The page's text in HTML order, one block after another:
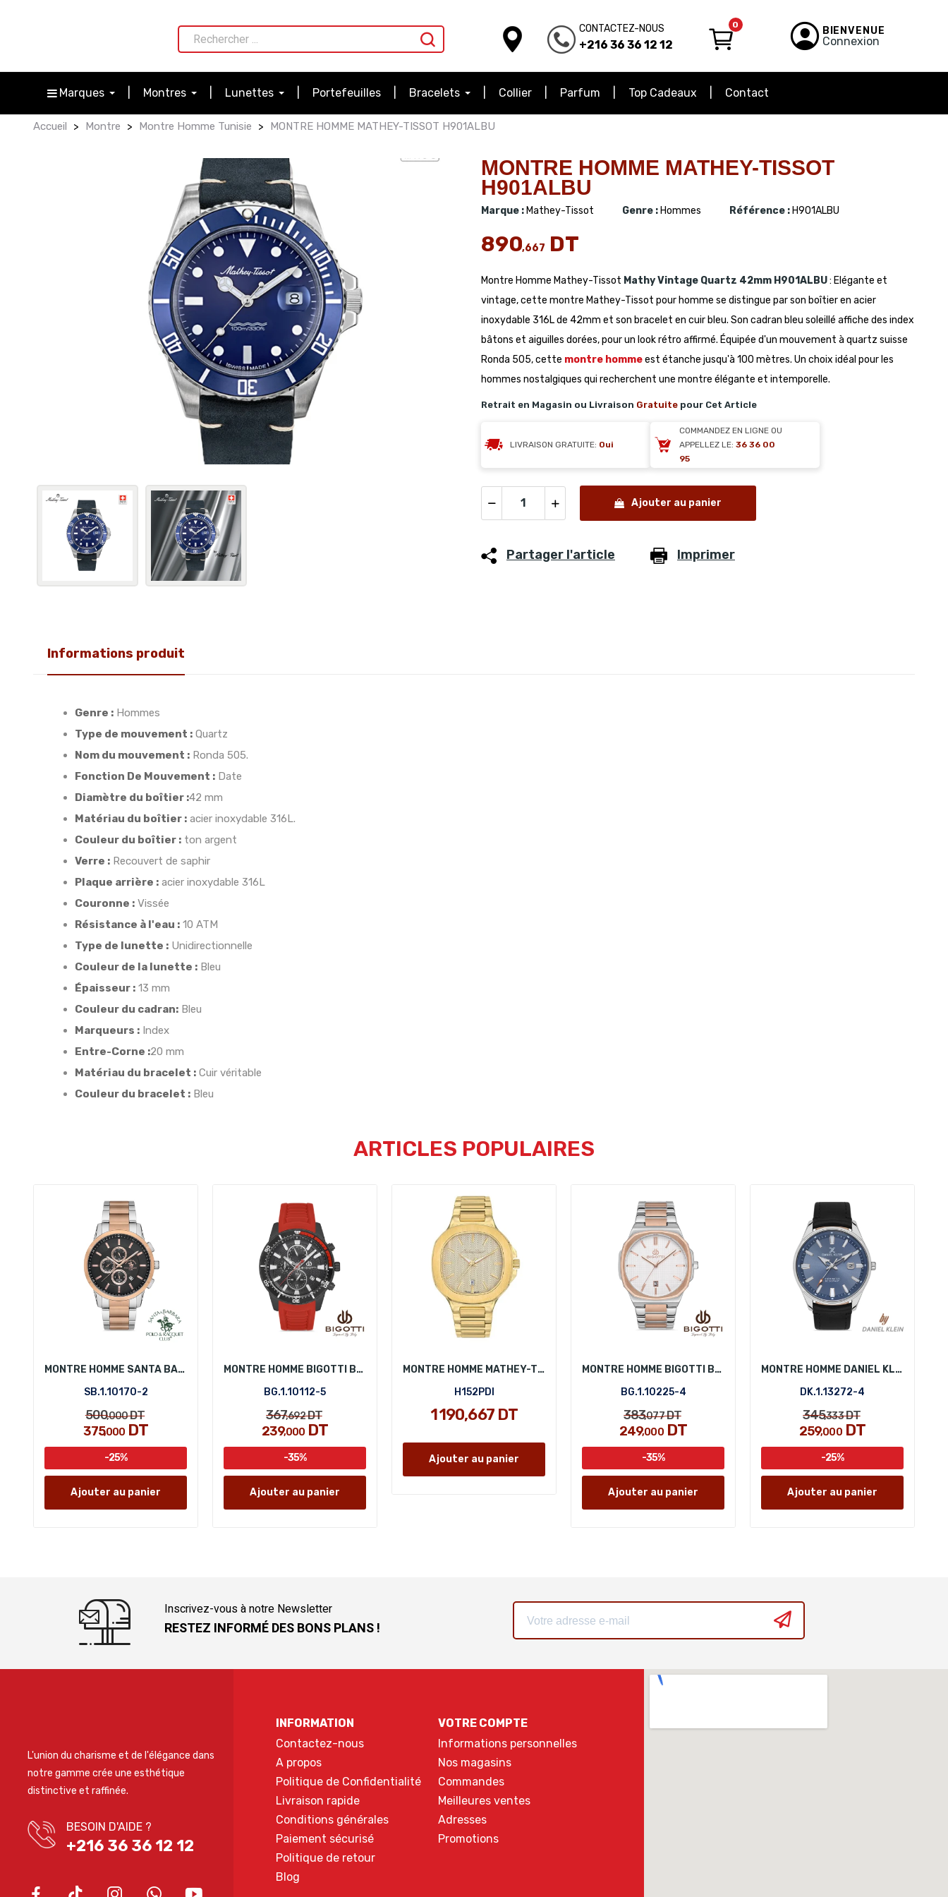
CONTACTEZ-NOUS
+216 36 36 12 12
0 BIENVENUE
Connexion
Marques Montres Lunettes Portefeuilles Bracelets Collier Parfum Top Cadeaux Contact
Accueil Montre Montre Homme Tunisie MONTRE HOMME MATHEY-TISSOT H901ALBU
MONTRE HOMME MATHEY-TISSOT
H901ALBU
Marque : Mathey-Tissot Genre : Hommes Référence : H901ALBU
890,667 DT
Montre Homme Mathey-Tissot Mathy Vintage Quartz 42mm H901ALBU: Elégante et
vintage, cette montre Mathey-Tissot pour homme se distingue par son boîtier en acier
inoxydable 316L de 42mm et son bracelet en cuir bleu. Son cadran bleu soleillé affiche des index
bâtons et aiguilles dorées, pour un look rétro affirmé. Équipée d'un mouvement à quartz suisse
Ronda 505, cette montre hommeest étanche jusqu'à 100 mètres. Un choix idéal pour les
hommes nostalgiques qui recherchent une montre élégante et intemporelle.
Retrait en Magasin ou Livraison Gratuite pour Cet Article
LIVRAISON GRATUITE: Oui
COMMANDEZ EN LIGNE OU
APPELLEZ LE: 36 36 00
95
Ajouter au panier
Partager l'article Imprimer
Informations produit
Genre : Hommes
Type de mouvement : Quartz
Nom du mouvement : Ronda 505.
Fonction De Mouvement : Date
Diamètre du boîtier :42 mm
Matériau du boîtier : acier inoxydable 316L.
Couleur du boîtier : ton argent
Verre : Recouvert de saphir
Plaque arrière : acier inoxydable 316L
Couronne : Vissée
Résistance à l'eau : 10 ATM
Type de lunette : Unidirectionnelle
Couleur de la lunette : Bleu
Épaisseur : 13 mm
Couleur du cadran: Bleu
Marqueurs : Index
Entre-Corne :20 mm
Matériau du bracelet : Cuir véritable
Couleur du bracelet : Bleu
ARTICLES POPULAIRES
MONTRE HOMME SANTA BARBARA POLO SB.1.10170-2
SB.1.10170-2
500,000DT
375,000 DT
-25%
Ajouter au panier
MONTRE HOMME BIGOTTI BG.1.10112-5
BG.1.10112-5
367,692DT
239,000 DT
-35%
Ajouter au panier
MONTRE HOMME MATHEY-TISSOT H152PDI
H152PDI
1 190,667 DT
Ajouter au panier
MONTRE HOMME BIGOTTI BG.1.10225-4
BG.1.10225-4
383,077DT
249,000DT
-35%
Ajouter au panier
MONTRE HOMME DANIEL KLEIN DK.1.13272-4
DK.1.13272-4
345,333DT
259,000DT
-25%
Ajouter au panier
Inscrivez-vous à notre Newsletter
RESTEZ INFORMÉ DES BONS PLANS !
L'union du charisme et de l'élégance dans
notre gamme crée une esthétique
distinctive et raffinée.
BESOIN D'AIDE ?
+216 36 36 12 12
INFORMATION
Contactez-nous
A propos
Politique de Confidentialité
Livraison rapide
Conditions générales
Paiement sécurisé
Politique de retour
Blog
VOTRE COMPTE
Informations personnelles
Nos magasins
Commandes
Meilleures ventes
Adresses
Promotions